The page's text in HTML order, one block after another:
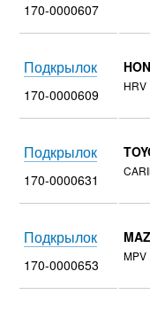
170-0000607
Подкрылок
170-0000609
HRV
Подкрылок
170-0000631
Подкрылок
170-0000653
MPV